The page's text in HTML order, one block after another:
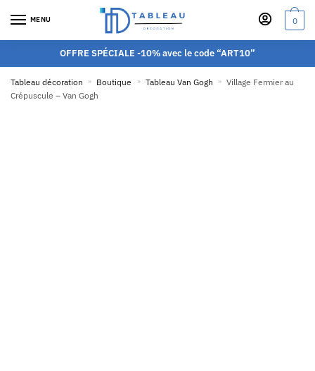
MENU 0
OFFRE SPÉCIALE -10% avec le code “ART10”
Tableau décoration » Boutique » Tableau Van Gogh » Village Fermier au
Crépuscule – Van Gogh